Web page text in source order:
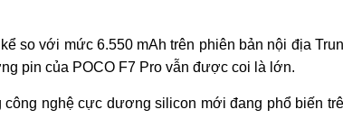
so với mức 6.550 mAh trên phiên bản nội địa
pin của POCO F7 Pro vẫn được coi là lớn.
nghệ cực dương silicon mới đang phổ biến